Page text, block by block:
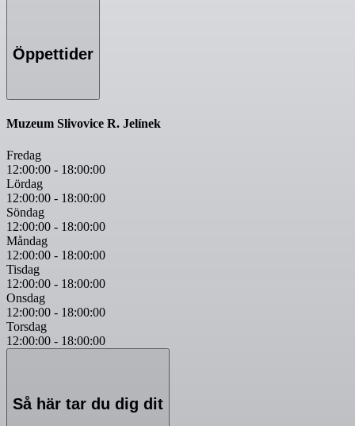
Öppettider
Muzeum Slivovice R. Jelínek
Fredag
12:00:00 - 18:00:00
Lördag
12:00:00 - 18:00:00
Söndag
12:00:00 - 18:00:00
Måndag
12:00:00 - 18:00:00
Tisdag
12:00:00 - 18:00:00
Onsdag
12:00:00 - 18:00:00
Torsdag
12:00:00 - 18:00:00
Så här tar du dig dit